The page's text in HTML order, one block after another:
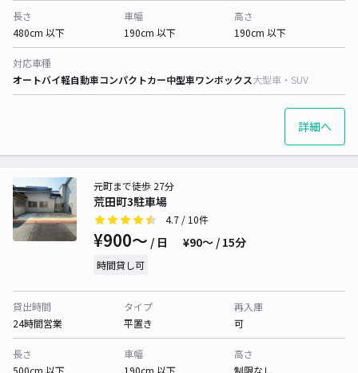
長さ
480cm 以下
車幅
190cm 以下
高さ
190cm 以下
対応車種
オートバイ軽自動車コンパクトカー中型車ワンボックス大型車・SUV
詳細へ
荒田町3駐車場
元町まで徒歩 27分
4.7 / 10件
¥900〜 / 日 ¥90〜 / 15分
時間貸し可
貸出時間
24時間営業
タイプ
平置き
再入庫
可
長さ
500cm 以下
車幅
190cm 以下
高さ
制限なし